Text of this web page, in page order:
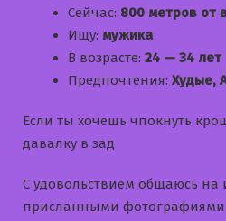
Сейчас: 800 метров от
Ищу: мужика
В возрасте: 24 — 34 лет
Предпочтения: Худые,
Если ты хочешь чпокнуть
давалку в зад
С удовольствием общаюсь
приcланными фотографиями